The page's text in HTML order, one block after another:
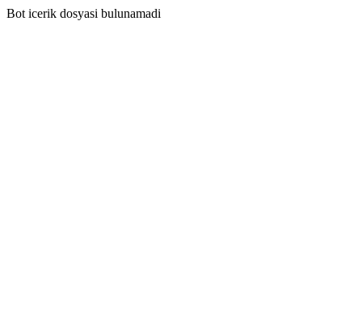
Bot icerik dosyasi bulunamadi